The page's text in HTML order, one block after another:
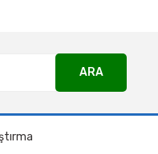
ARA